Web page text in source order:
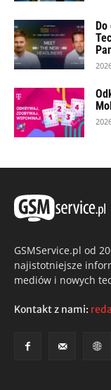
GSMService.pl od
najistotniejsze
mediów i nowych
Kontakt z nami: